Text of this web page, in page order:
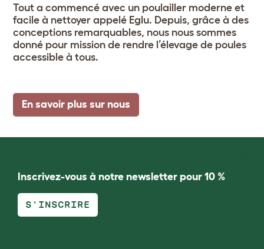
Tout a commencé avec un poulailler moderne et
facile à nettoyer appelé Eglu. Depuis, grâce à des
conceptions remarquables, nous nous sommes
donné pour mission de rendre l’élevage de poules
accessible à tous.
En savoir plus sur nous
Inscrivez-vous à notre newsletter pour 10 %
S'INSCRIRE